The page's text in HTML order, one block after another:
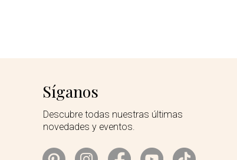
Síganos
Descubre todas nuestras últimas
novedades y eventos.